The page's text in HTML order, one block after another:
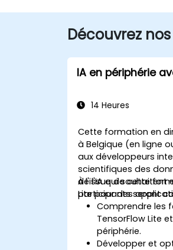
Découvrez
IA en périphérie
14 Heures
Cette formation en
à Belgique (en ligne
aux développeurs
scientifiques des
de l'IA qui souhaitent
Lite pour des
À l'issue de cette
participants seront
Comprendre les
TensorFlow Lite
périphérie.
Développer et